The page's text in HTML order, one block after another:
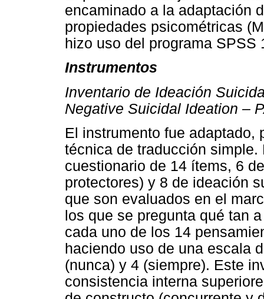
encaminado a la adaptación
propiedades psicométricas
hizo uso del programa SPSS
Instrumentos
Inventario de Ideación
Negative Suicidal Ideation –
El instrumento fue adaptado,
técnica de traducción
cuestionario de 14 ítems, 6
protectores) y 8 de ideación
que son evaluados en el
los que se pregunta qué tan
cada uno de los 14
haciendo uso de una escala
(nunca) y 4 (siempre). Este
consistencia interna